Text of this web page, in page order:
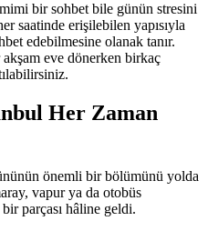
bir sohbet bile günün stresini
saatinde erişilebilen yapısıyla
edebilmesine olanak tanır.
eve dönerken birkaç
Her Zaman
önemli bir bölümünü yolda
vapur ya da otobüs
parçası hâline geldi.